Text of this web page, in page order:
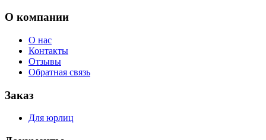
О компании
О нас
Контакты
Отзывы
Обратная связь
Заказ
Для юрлиц